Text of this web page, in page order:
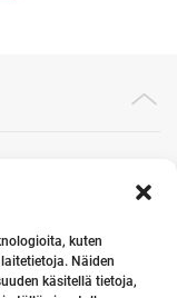
kuten
Näiden
käsitellä tietoja,